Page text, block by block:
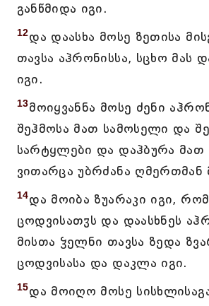
განწმიდა იგი.
12და დაასხა მოსე ზეთისა
თავსა აჰრონისსა, სცხო მას
იგი.
13მოიყვანნა მოსე ძენი
შეჰმოსა მათ სამოსელი და
სარტყლები და დაჰბურა მათ
ვითარცა უბრძანა ღმერთმან
14და მოიბა ზუარაკი იგი,
ცოდვისათჳს და დაასხნეს
მისთა ჴელნი თავსა ზედა
ცოდვისასა და დაკლა იგი.
15და მოიღო მოსე